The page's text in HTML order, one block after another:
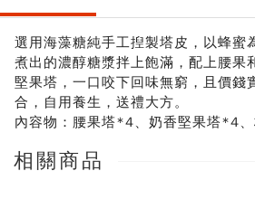
選用海藻糖純手工揑製塔皮，以蜂蜜
煮出的濃醇糖漿拌上飽滿，配上腰果
堅果塔，一口咬下回味無窮，且價錢
合，自用養生，送禮大方。
內容物：腰果塔*4、奶香堅果塔*4
相關商品